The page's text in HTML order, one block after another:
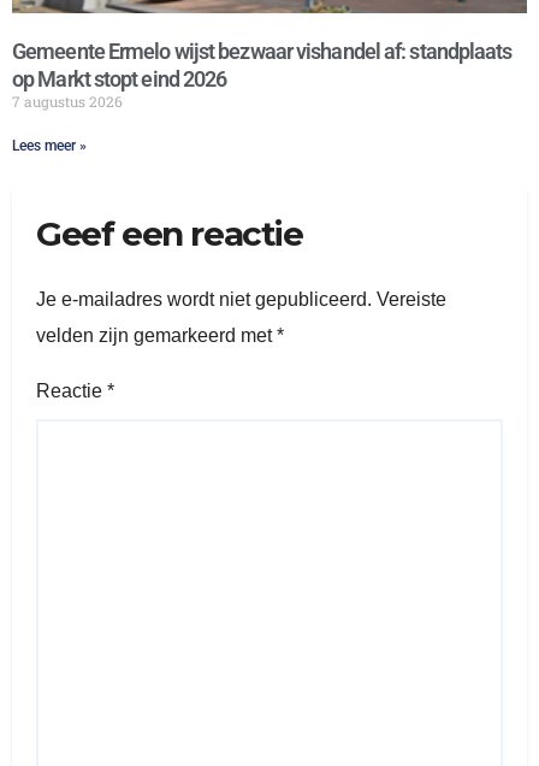
Gemeente Ermelo wijst bezwaar vishandel af: standplaats
op Markt stopt eind 2026
7 augustus 2026
Lees meer »
Geef een reactie
Je e-mailadres wordt niet gepubliceerd. Vereiste
velden zijn gemarkeerd met*
Reactie *